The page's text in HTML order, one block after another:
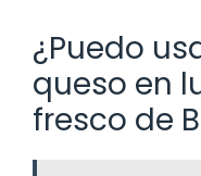
¿Puedo
queso en
fresco de